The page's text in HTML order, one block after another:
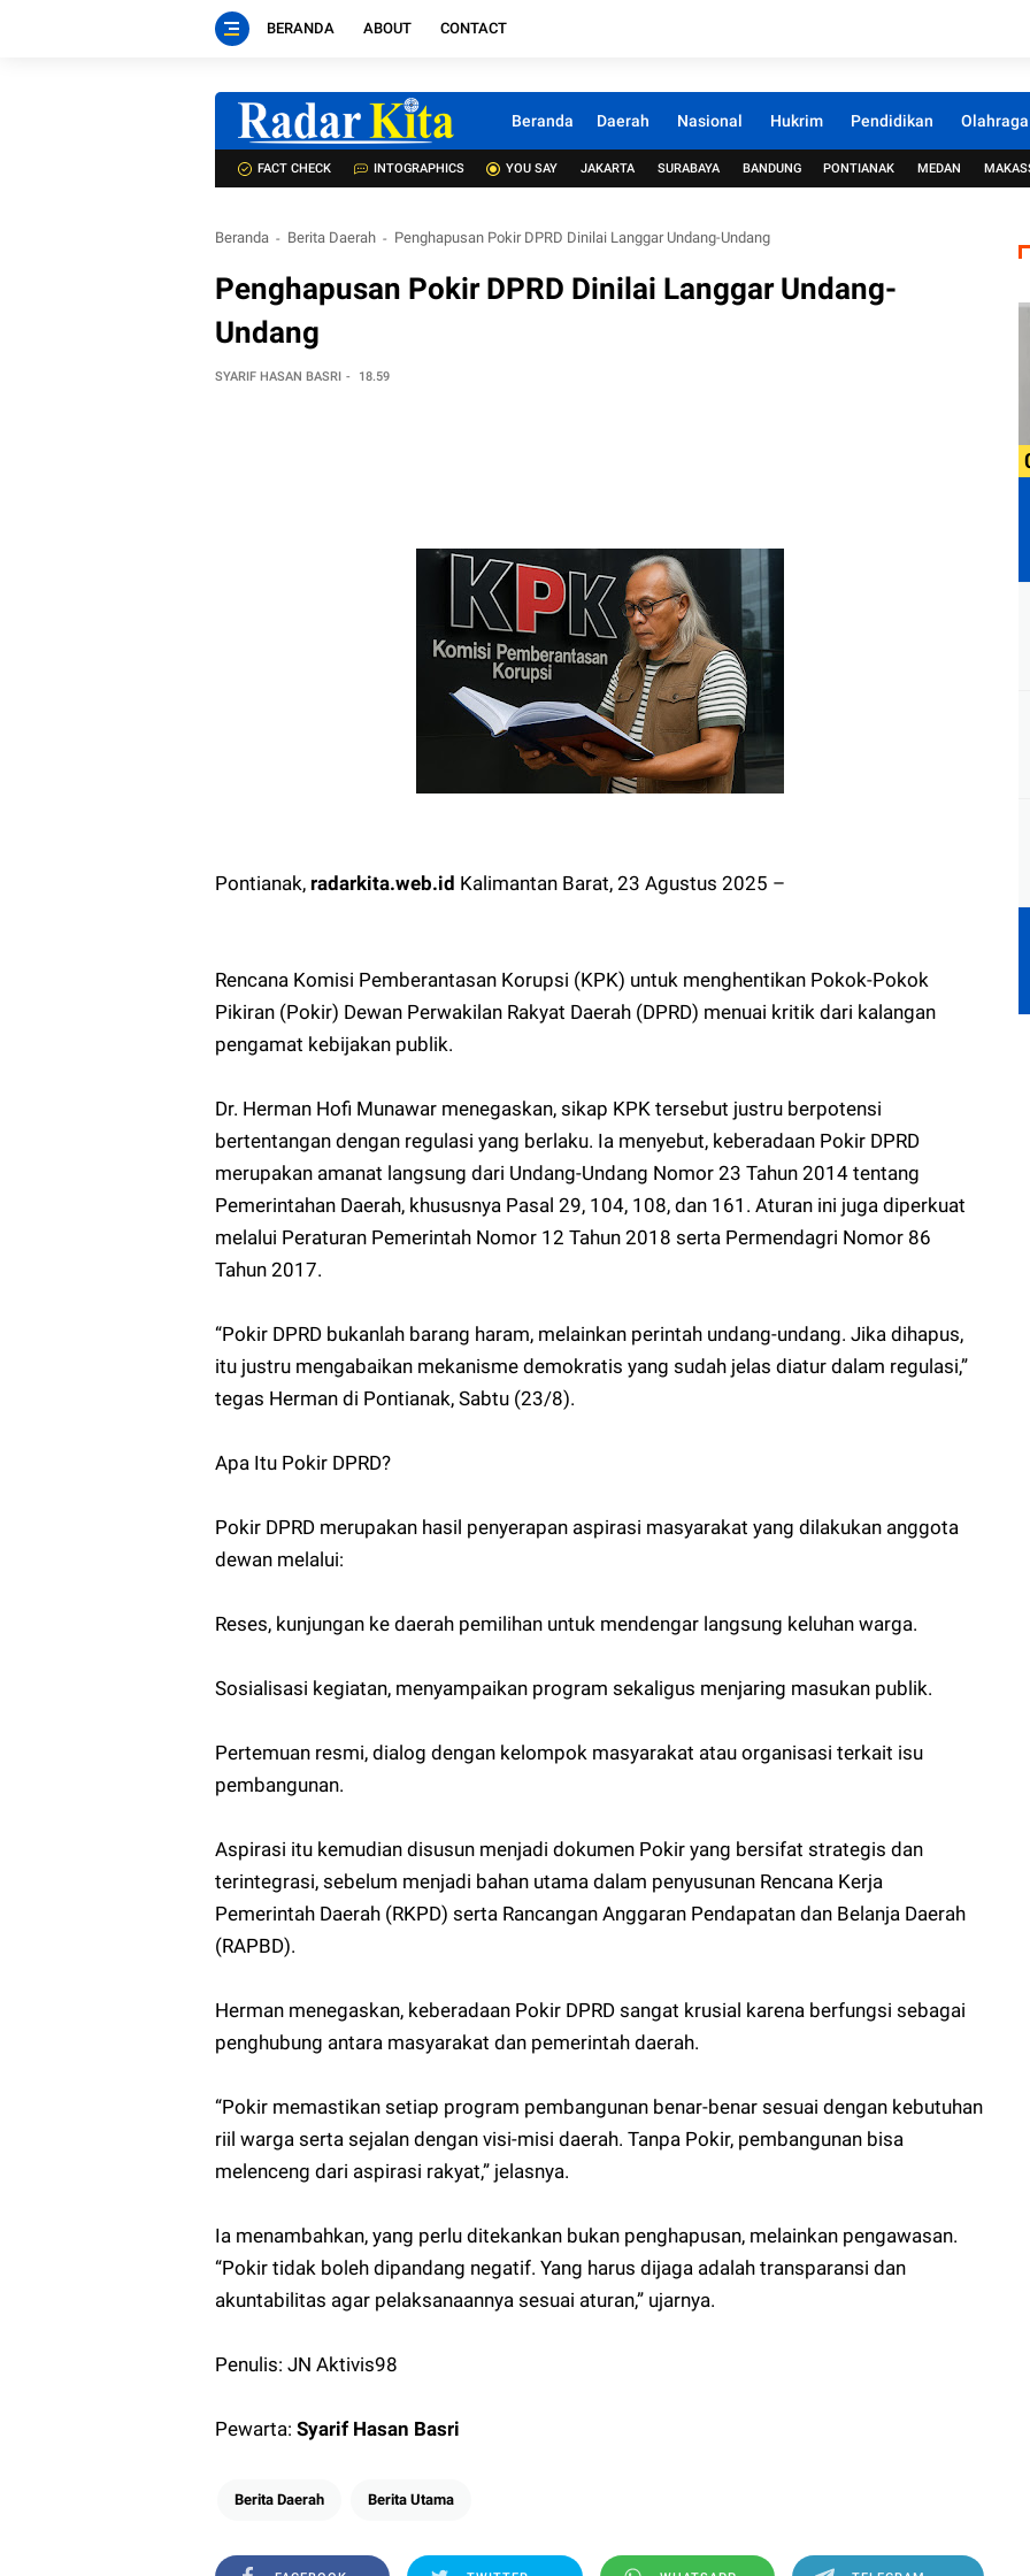
BERANDA ABOUT CONTACT
Beranda Daerah Nasional Hukrim Pendidikan Olahraga
FACT CHECK INTOGRAPHICS YOU SAY JAKARTA SURABAYA BANDUNG PONTIANAK MEDAN
Beranda Berita Daerah Penghapusan Pokir DPRD Dinilai Langgar Undang-Undang
Penghapusan Pokir DPRD Dinilai Langgar Undang-
Undang
SYARIF HASAN BASRI 18.59
Pontianak, radarkita.web.id Kalimantan Barat, 23 Agustus 2025 –
Rencana Komisi Pemberantasan Korupsi (KPK) untuk menghentikan Pokok-Pokok
Pikiran (Pokir) Dewan Perwakilan Rakyat Daerah (DPRD) menuai kritik dari kalangan
pengamat kebijakan publik.
Dr. Herman Hofi Munawar menegaskan, sikap KPK tersebut justru berpotensi
bertentangan dengan regulasi yang berlaku. Ia menyebut, keberadaan Pokir DPRD
merupakan amanat langsung dari Undang-Undang Nomor 23 Tahun 2014 tentang
Pemerintahan Daerah, khususnya Pasal 29, 104, 108, dan 161. Aturan ini juga diperkuat
melalui Peraturan Pemerintah Nomor 12 Tahun 2018 serta Permendagri Nomor 86
Tahun 2017.
“Pokir DPRD bukanlah barang haram, melainkan perintah undang-undang. Jika dihapus,
itu justru mengabaikan mekanisme demokratis yang sudah jelas diatur dalam regulasi,”
tegas Herman di Pontianak, Sabtu (23/8).
Apa Itu Pokir DPRD?
Pokir DPRD merupakan hasil penyerapan aspirasi masyarakat yang dilakukan anggota
dewan melalui:
Reses, kunjungan ke daerah pemilihan untuk mendengar langsung keluhan warga.
Sosialisasi kegiatan, menyampaikan program sekaligus menjaring masukan publik.
Pertemuan resmi, dialog dengan kelompok masyarakat atau organisasi terkait isu
pembangunan.
Aspirasi itu kemudian disusun menjadi dokumen Pokir yang bersifat strategis dan
terintegrasi, sebelum menjadi bahan utama dalam penyusunan Rencana Kerja
Pemerintah Daerah (RKPD) serta Rancangan Anggaran Pendapatan dan Belanja Daerah
(RAPBD).
Herman menegaskan, keberadaan Pokir DPRD sangat krusial karena berfungsi sebagai
penghubung antara masyarakat dan pemerintah daerah.
“Pokir memastikan setiap program pembangunan benar-benar sesuai dengan kebutuhan
riil warga serta sejalan dengan visi-misi daerah. Tanpa Pokir, pembangunan bisa
melenceng dari aspirasi rakyat,” jelasnya.
Ia menambahkan, yang perlu ditekankan bukan penghapusan, melainkan pengawasan.
“Pokir tidak boleh dipandang negatif. Yang harus dijaga adalah transparansi dan
akuntabilitas agar pelaksanaannya sesuai aturan,” ujarnya.
Penulis: JN Aktivis98
Pewarta: Syarif Hasan Basri
Berita Daerah Berita Utama